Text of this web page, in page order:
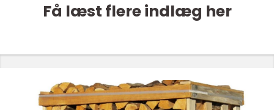
Få læst flere indlæg her